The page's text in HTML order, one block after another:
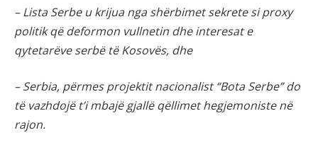
– Lista Serbe u krijua nga shërbimet sekrete si proxy
politik që deformon vullnetin dhe interesat e
qytetarëve serbë të Kosovës, dhe
– Serbia, përmes projektit nacionalist “Bota Serbe” do
të vazhdojë t’i mbajë gjallë qëllimet hegjemoniste në
rajon.